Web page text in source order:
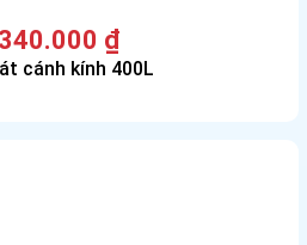
cánh kính 400L
₫